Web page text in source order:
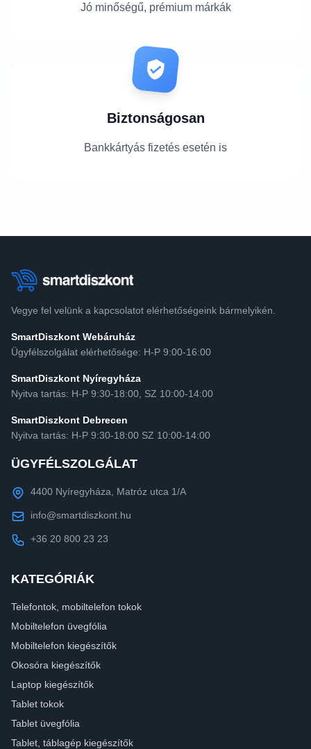
Jó minőségű, prémium márkák
Biztonságosan
Bankkártyás fizetés esetén is
Vegye fel velünk a kapcsolatot elérhetőségeink bármelyikén.
SmartDiszkont Webáruház
Ügyfélszolgálat elérhetősége: H-P 9:00-16:00
SmartDiszkont Nyíregyháza
Nyitva tartás: H-P 9:30-18:00, SZ 10:00-14:00
SmartDiszkont Debrecen
Nyitva tartás: H-P 9:30-18:00 SZ 10:00-14:00
ÜGYFÉLSZOLGÁLAT
4400 Nyíregyháza, Matróz utca 1/A
info@smartdiszkont.hu
+36 20 800 23 23
KATEGÓRIÁK
Telefontok, mobiltelefon tokok
Mobiltelefon üvegfólia
Mobiltelefon kiegészítők
Okosóra kiegészítők
Laptop kiegészítők
Tablet tokok
Tablet üvegfólia
Tablet, táblagép kiegészítők